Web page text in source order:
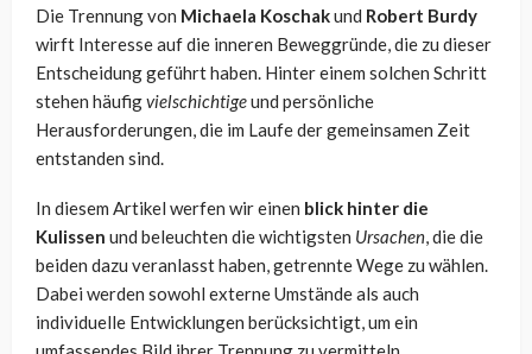
Die Trennung von Michaela Koschakund Robert Burdy
wirft Interesse auf die inneren Beweggründe, die zu dieser
Entscheidung geführt haben. Hinter einem solchen Schritt
stehen häufigvielschichtigeund persönliche
Herausforderungen, die im Laufe der gemeinsamen Zeit
entstanden sind.
In diesem Artikel werfen wir einen blick hinter die
Kulissen und beleuchten die wichtigsten Ursachen, die die
beiden dazu veranlasst haben, getrennte Wege zu wählen.
Dabei werden sowohl externe Umstände als auch
individuelle Entwicklungen berücksichtigt, um ein